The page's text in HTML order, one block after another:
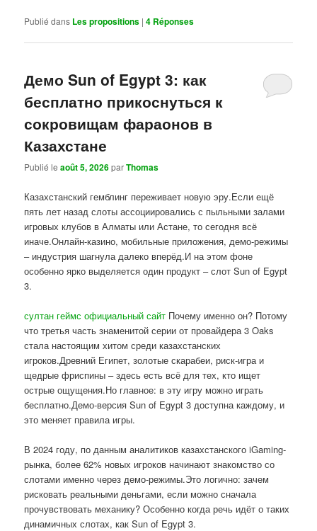
Publié dans Les propositions |4 Réponses
Демо Sun of Egypt 3: как
бесплатно прикоснуться к
сокровищам фараонов в
Казахстане
Publié leaoût 5, 2026parThomas
Казахстанский гемблинг переживает новую эру.Если ещё
пять лет назад слоты ассоциировались с пыльными залами
игровых клубов в Алматы или Астане, то сегодня всё
иначе.Онлайн-казино, мобильные приложения, демо-режимы
– индустрия шагнула далеко вперёд.И на этом фоне
особенно ярко выделяется один продукт – слот Sun of Egypt
3.
султан геймс официальный сайт Почему именно он? Потому
что третья часть знаменитой серии от провайдера 3 Oaks
стала настоящим хитом среди казахстанских
игроков.Древний Египет, золотые скарабеи, риск-игра и
щедрые фриспины – здесь есть всё для тех, кто ищет
острые ощущения.Но главное: в эту игру можно играть
бесплатно.Демо-версия Sun of Egypt 3 доступна каждому, и
это меняет правила игры.
В 2024 году, по данным аналитиков казахстанского iGaming-
рынка, более 62% новых игроков начинают знакомство со
слотами именно через демо-режимы.Это логично: зачем
рисковать реальными деньгами, если можно сначала
прочувствовать механику? Особенно когда речь идёт о таких
динамичных слотах, как Sun of Egypt 3.